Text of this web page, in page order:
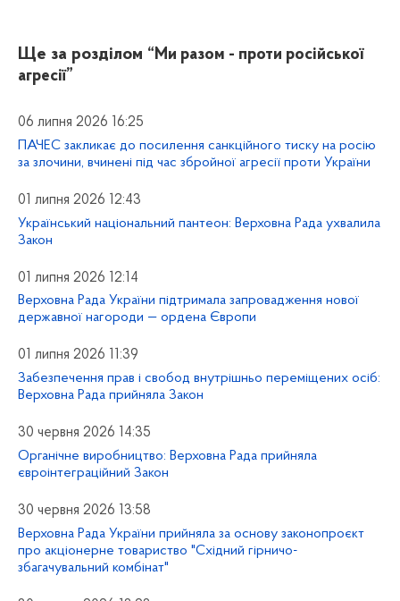
Ще за розділом “Ми разом - проти російської
агресії”
06 липня 2026 16:25
ПАЧЕС закликає до посилення санкційного тиску на росію
за злочини, вчинені під час збройної агресії проти України
01 липня 2026 12:43
Український національний пантеон: Верховна Рада ухвалила
Закон
01 липня 2026 12:14
Верховна Рада України підтримала запровадження нової
державної нагороди — ордена Європи
01 липня 2026 11:39
Забезпечення прав і свобод внутрішньо переміщених осіб:
Верховна Рада прийняла Закон
30 червня 2026 14:35
Органічне виробництво: Верховна Рада прийняла
євроінтеграційний Закон
30 червня 2026 13:58
Верховна Рада України прийняла за основу законопроєкт
про акціонерне товариство "Східний гірничо-
збагачувальний комбінат"